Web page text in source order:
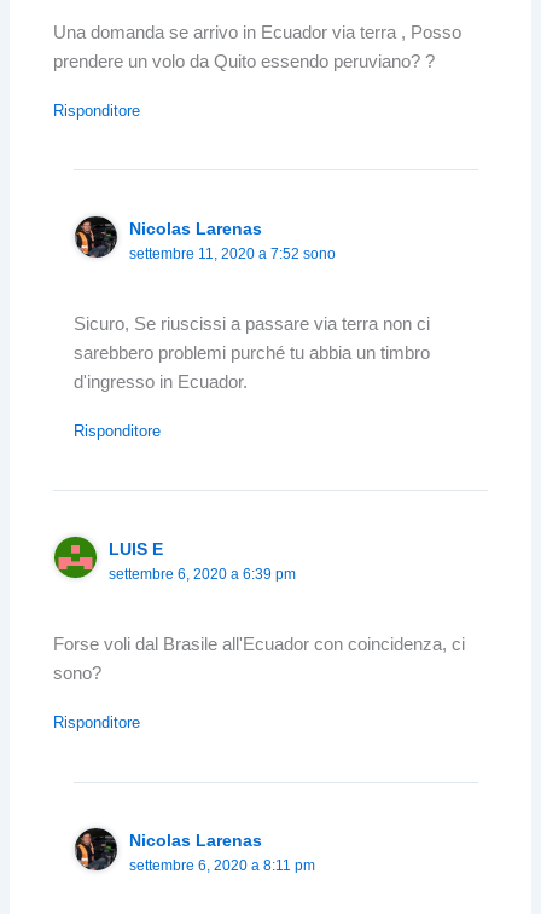
Una domanda se arrivo in Ecuador via terra , Posso
prendere un volo da Quito essendo peruviano? ?
Risponditore
Nicolas Larenas
settembre 11, 2020 a 7:52 sono
Sicuro, Se riuscissi a passare via terra non ci
sarebbero problemi purché tu abbia un timbro
d'ingresso in Ecuador.
Risponditore
LUIS E
settembre 6, 2020 a 6:39 pm
Forse voli dal Brasile all'Ecuador con coincidenza, ci
sono?
Risponditore
Nicolas Larenas
settembre 6, 2020 a 8:11 pm